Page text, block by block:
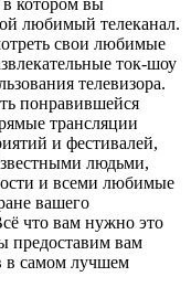
любимый телеканал.
свои любимые
ток-шоу
телевизора.
понравившейся
трансляции
и фестивалей,
людьми,
и всеми любимые
вашего
что вам нужно это
предоставим вам
в самом лучшем